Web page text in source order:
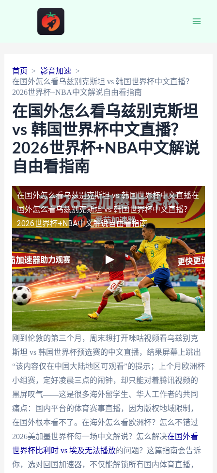
首页
影音加速
在国外怎么看乌兹别克斯坦 vs 韩国世界杯中文直播？
2026世界杯+NBA中文解说自由看指南
在国外怎么看乌兹别克斯坦
vs 韩国世界杯中文直播？
2026世界杯+NBA中文解说
自由看指南
在国外怎么看乌兹别克斯坦 vs 韩国世界杯中文直播在
国外怎么看乌兹别克斯坦 vs 韩国世界杯中文直播？
2026世界杯+NBA中文解说自由看指南
刚到伦敦的第三个月，周末想打开咪咕视频看乌兹别克
斯坦 vs 韩国世界杯预选赛的中文直播，结果屏幕上跳出
“该内容仅在中国大陆地区可观看”的提示；上个月欧洲杯
小组赛，定好凌晨三点的闹钟，却只能对着腾讯视频的
黑屏叹气——这是很多海外留学生、华人工作者的共同
痛点：国内平台的体育赛事直播，因为版权地域限制，
在国外根本看不了。在海外怎么看欧洲杯？怎么不错过
2026美加墨世界杯每一场中文解说？怎么解决在国外看
世界杯比利时 vs 埃及无法播放的问题？这篇指南会告诉
你，选对回国加速器，不仅能解锁所有国内体育直播，